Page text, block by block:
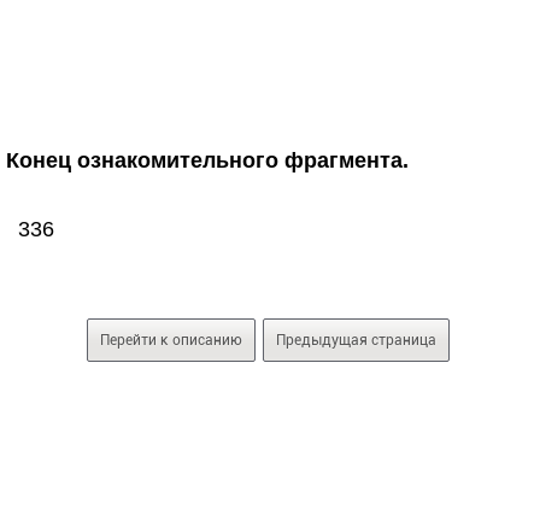
Конец ознакомительного фрагмента.
336
Перейти к описанию Предыдущая страница